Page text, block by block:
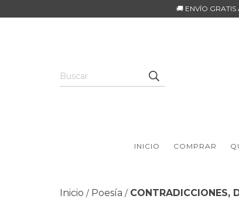
🚚 ENVÍO
INICIO COMPRAR
Inicio / Poesía / CONTRADICCIONES,